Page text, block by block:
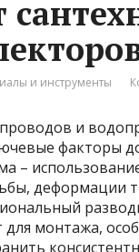
и инструменты
и
факторы
–
деформации
монтажа,